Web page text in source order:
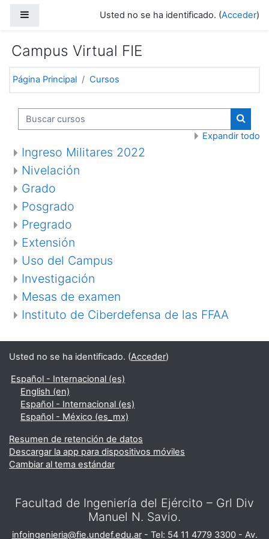
Usted no se ha identificado. (Acceder)
Campus Virtual FIE
Página Principal Cursos
Buscar cursos
Expandir todo
Ingreso Militares 2022
Nivelación
Grado
Posgrado
Pregrado
Extensión
Uso del Campus
Investigación
Mesas de examen
Instituto de Ciberdefensa de las FFAA
Usted no se ha identificado. (Acceder)
Español - Internacional ‎(es)‎
English ‎(en)‎
Español - Internacional ‎(es)‎
Español - México ‎(es_mx)‎
Resumen de retención de datos
Descargar la app para dispositivos móviles
Cambiar al tema estándar
Facultad de Ingeniería del Ejército – Grl Div
Manuel N. Savio.
infoingenieria@fie.undef.edu.ar- Tel: 54 11 4779 3300 - Av.